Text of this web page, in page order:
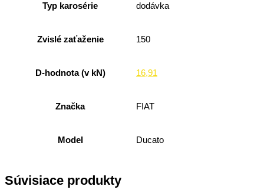
Typ karosérie dodávka
Zvislé zaťaženie 150
D-hodnota (v kN) 16,91
Značka FIAT
Model Ducato
Súvisiace produkty